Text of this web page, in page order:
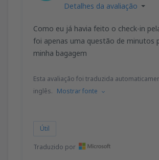
Detalhes da avaliação
Como eu já havia feito o check-in
foi apenas uma questão de minutos
minha bagagem
Esta avaliação foi traduzida
inglês. Mostrar fonte
Útil
Traduzido por